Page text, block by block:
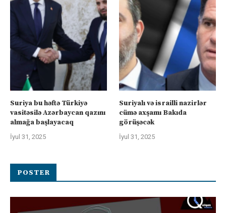
Suriya bu həftə Türkiyə
vasitəsilə Azərbaycan qazını
almağa başlayacaq
İyul 31, 2025
Suriyalı və israilli nazirlər
cümə axşamı Bakıda
görüşəcək
İyul 31, 2025
POSTER